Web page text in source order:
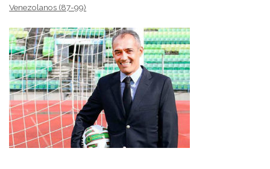
Venezolanos (87-99)